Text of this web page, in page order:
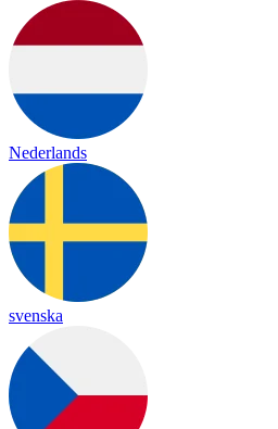
Nederlands
svenska